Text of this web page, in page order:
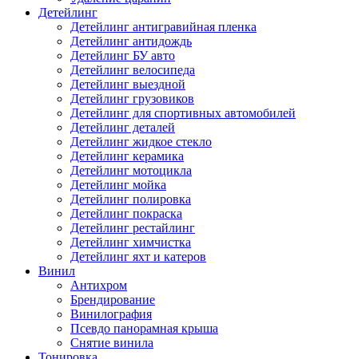
Детейлинг
Детейлинг антигравийная пленка
Детейлинг антидождь
Детейлинг БУ авто
Детейлинг велосипеда
Детейлинг выездной
Детейлинг грузовиков
Детейлинг для спортивных автомобилей
Детейлинг деталей
Детейлинг жидкое стекло
Детейлинг керамика
Детейлинг мотоцикла
Детейлинг мойка
Детейлинг полировка
Детейлинг покраска
Детейлинг рестайлинг
Детейлинг химчистка
Детейлинг яхт и катеров
Винил
Антихром
Брендирование
Винилография
Псевдо панорамная крыша
Снятие винила